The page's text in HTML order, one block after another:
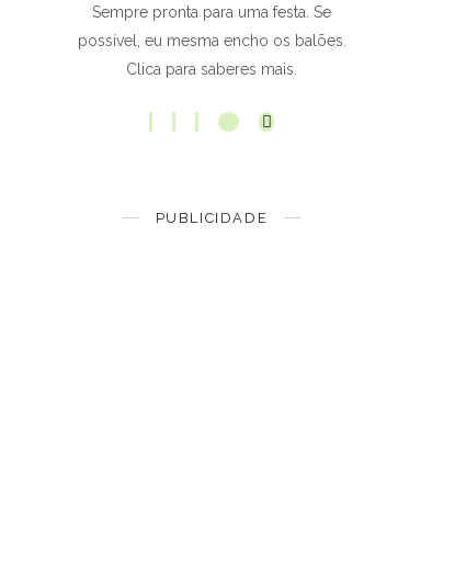
Sempre pronta para uma festa. Se
possível, eu mesma encho os balões.
Clica para saberes mais.
PUBLICIDADE